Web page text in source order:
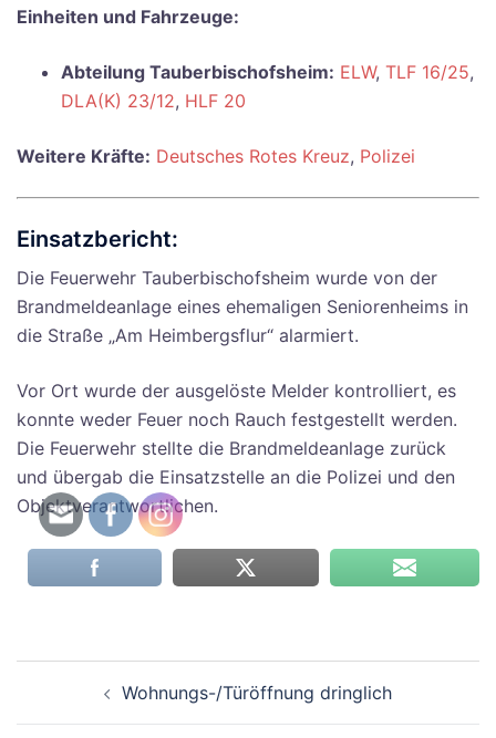
Einheiten und Fahrzeuge:
Abteilung Tauberbischofsheim: ELW, TLF 16/25,
DLA(K) 23/12, HLF 20
Weitere Kräfte: Deutsches Rotes Kreuz, Polizei
Einsatzbericht:
Die Feuerwehr Tauberbischofsheim wurde von der
Brandmeldeanlage eines ehemaligen Seniorenheims in
die Straße „Am Heimbergsflur“ alarmiert.
Vor Ort wurde der ausgelöste Melder kontrolliert, es
konnte weder Feuer noch Rauch festgestellt werden.
Die Feuerwehr stellte die Brandmeldeanlage zurück
und übergab die Einsatzstelle an die Polizei und den
Objektverantwortlichen.
Wohnungs-/Türöffnung dringlich